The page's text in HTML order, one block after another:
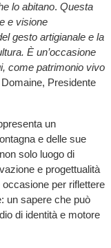
lo abitano. Questa
e visione
gesto artigianale e la
È un’occasione
come patrimonio vivo
Presidente
un
e delle sue
solo luogo di
e progettualità
per riflettere
un sapere che può
di identità e motore